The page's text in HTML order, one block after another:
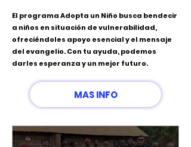
El programa Adopta un Niño busca bendecir
a niños en situación de vulnerabilidad,
ofreciéndoles apoyo esencial y el mensaje
del evangelio. Con tu ayuda, podemos
darles esperanza y un mejor futuro.
MAS INFO